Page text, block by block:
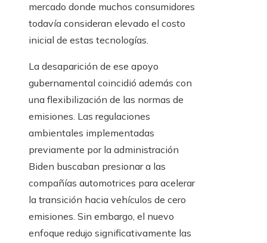
mercado donde muchos consumidores
todavía consideran elevado el costo
inicial de estas tecnologías.
La desaparición de ese apoyo
gubernamental coincidió además con
una flexibilización de las normas de
emisiones. Las regulaciones
ambientales implementadas
previamente por la administración
Biden buscaban presionar a las
compañías automotrices para acelerar
la transición hacia vehículos de cero
emisiones. Sin embargo, el nuevo
enfoque redujo significativamente las